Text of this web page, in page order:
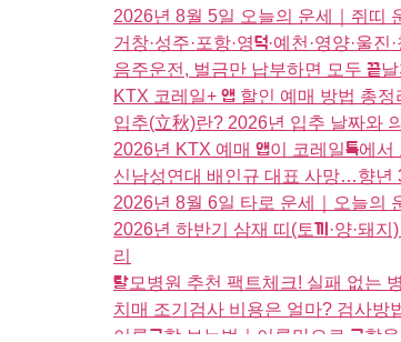
2026년 8월 5일 오늘의 운세｜쥐띠
거창·성주·포항·영덕·예천·영양·울
음주운전, 벌금만 납부하면 모두 끝
KTX 코레일+ 앱 할인 예매 방법 총
입추(立秋)란? 2026년 입추 날짜와
2026년 KTX 예매 앱이 코레일톡에
신남성연대 배인규 대표 사망…향년
2026년 8월 6일 타로 운세｜오늘의
2026년 하반기 삼재 띠(토끼·양·돼
리
탈모병원 추천 팩트체크! 실패 없는
치매 조기검사 비용은 얼마? 검사방
이름궁합 보는법｜이름만으로 궁합